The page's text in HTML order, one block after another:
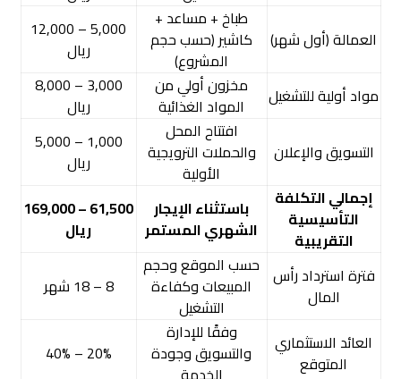
العمالة (أول شهر)
طباخ + مساعد +
كاشير (حسب حجم
المشروع)
5,000 – 12,000
ريال
مواد أولية للتشغيل
مخزون أولي من
المواد الغذائية
3,000 – 8,000
ريال
التسويق والإعلان
افتتاح المحل
والحملات الترويجية
الأولية
1,000 – 5,000
ريال
إجمالي التكلفة
التأسيسية
التقريبية
باستثناء الإيجار
الشهري المستمر
61,500 – 169,000
ريال
فترة استرداد رأس
المال
حسب الموقع وحجم
المبيعات وكفاءة
التشغيل
8 – 18 شهر
العائد الاستثماري
المتوقع
وفقًا للإدارة
والتسويق وجودة
20% – 40%